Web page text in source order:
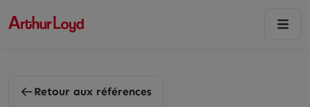
Retour aux références